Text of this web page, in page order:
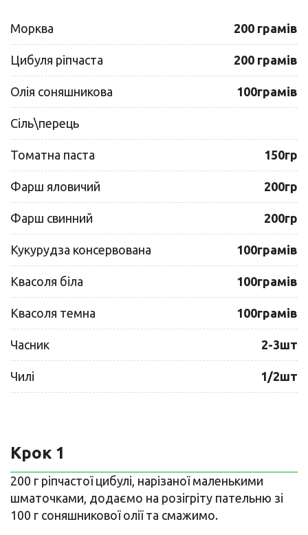
Морква 200 грамів
Цибуля ріпчаста 200 грамів
Олія соняшникова 100грамів
Сіль\перець
Томатна паста 150гр
Фарш яловичий 200гр
Фарш свинний 200гр
Кукурудза консервована 100грамів
Квасоля біла 100грамів
Квасоля темна 100грамів
Часник 2-3шт
Чилі 1/2шт
Крок 1
200 г ріпчастої цибулі, нарізаної маленькими
шматочками, додаємо на розігріту пательню зі
100 г соняшникової олії та смажимо.